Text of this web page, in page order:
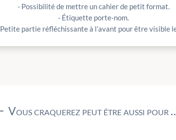
- Possibilité de mettre un cahier de petit format.
- Étiquette porte-nom.
partie réfléchissante à l’avant pour être visible
Vous craquerez peut être aussi pour